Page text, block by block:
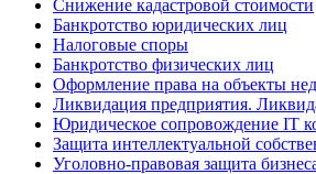
Снижение кадастровой стоимости
Банкротство юридических лиц
Налоговые споры
Банкротство физических лиц
Оформление права на объекты
Ликвидация предприятия.
Юридическое сопровождение IT
Защита интеллектуальной
Уголовно-правовая защита